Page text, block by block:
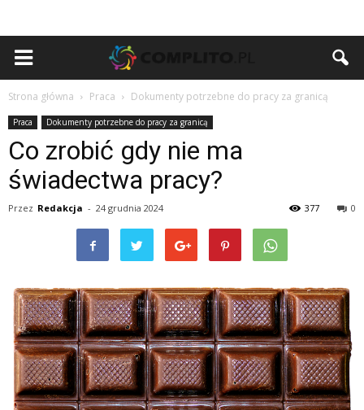
Strona główna Praca Dokumenty potrzebne do pracy za granicą
Praca Dokumenty potrzebne do pracy za granicą
Co zrobić gdy nie ma
świadectwa pracy?
Przez Redakcja - 24 grudnia 2024 0
377